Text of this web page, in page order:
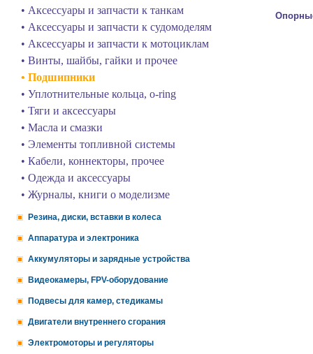
• Аксессуары и запчасти к танкам
• Аксессуары и запчасти к судомоделям
• Аксессуары и запчасти к мотоциклам
• Винты, шайбы, гайки и прочее
• Подшипники
• Уплотнительные кольца, o-ring
• Тяги и аксессуары
• Масла и смазки
• Элементы топливной системы
• Кабели, коннекторы, прочее
• Одежда и аксессуары
• Журналы, книги о моделизме
Резина, диски, вставки в колеса
Аппаратура и электроника
Аккумуляторы и зарядные устройства
Видеокамеры, FPV-оборудование
Подвесы для камер, стедикамы
Двигатели внутреннего сгорания
Электромоторы и регуляторы